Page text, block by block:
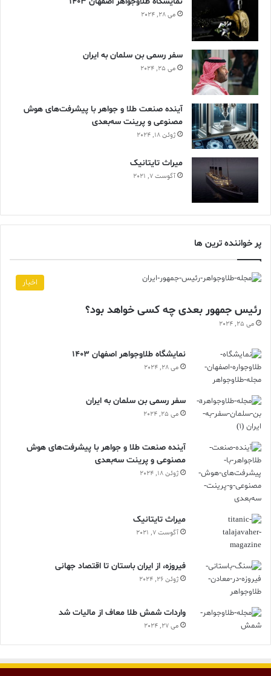
می 28, 2024
سفر رسمی بن سلمان به ایران
می 25, 2024
آینده صنعت طلا و جواهر با پیشرفت‌های هوش
مصنوعی و پرینت سه‌بعدی
ژوئن 18, 2024
ميراث تايتانيک
آگوست 7, 2021
پر خواننده ترین ها
اخبار
رئیس جمهور بعدی چه کسی خواهد بود؟
می 25, 2024
نمایشگاه طلاوجواهر اصفهان 1403
می 28, 2024
سفر رسمی بن سلمان به ایران
می 25, 2024
آینده صنعت طلا و جواهر با پیشرفت‌های هوش
مصنوعی و پرینت سه‌بعدی
ژوئن 18, 2024
ميراث تايتانيک
آگوست 7, 2021
فیروزه، از ایران باستان تا اقتصاد جهانی
ژوئن 26, 2024
واردات شمش طلا معاف از مالیات شد
می 27, 2024